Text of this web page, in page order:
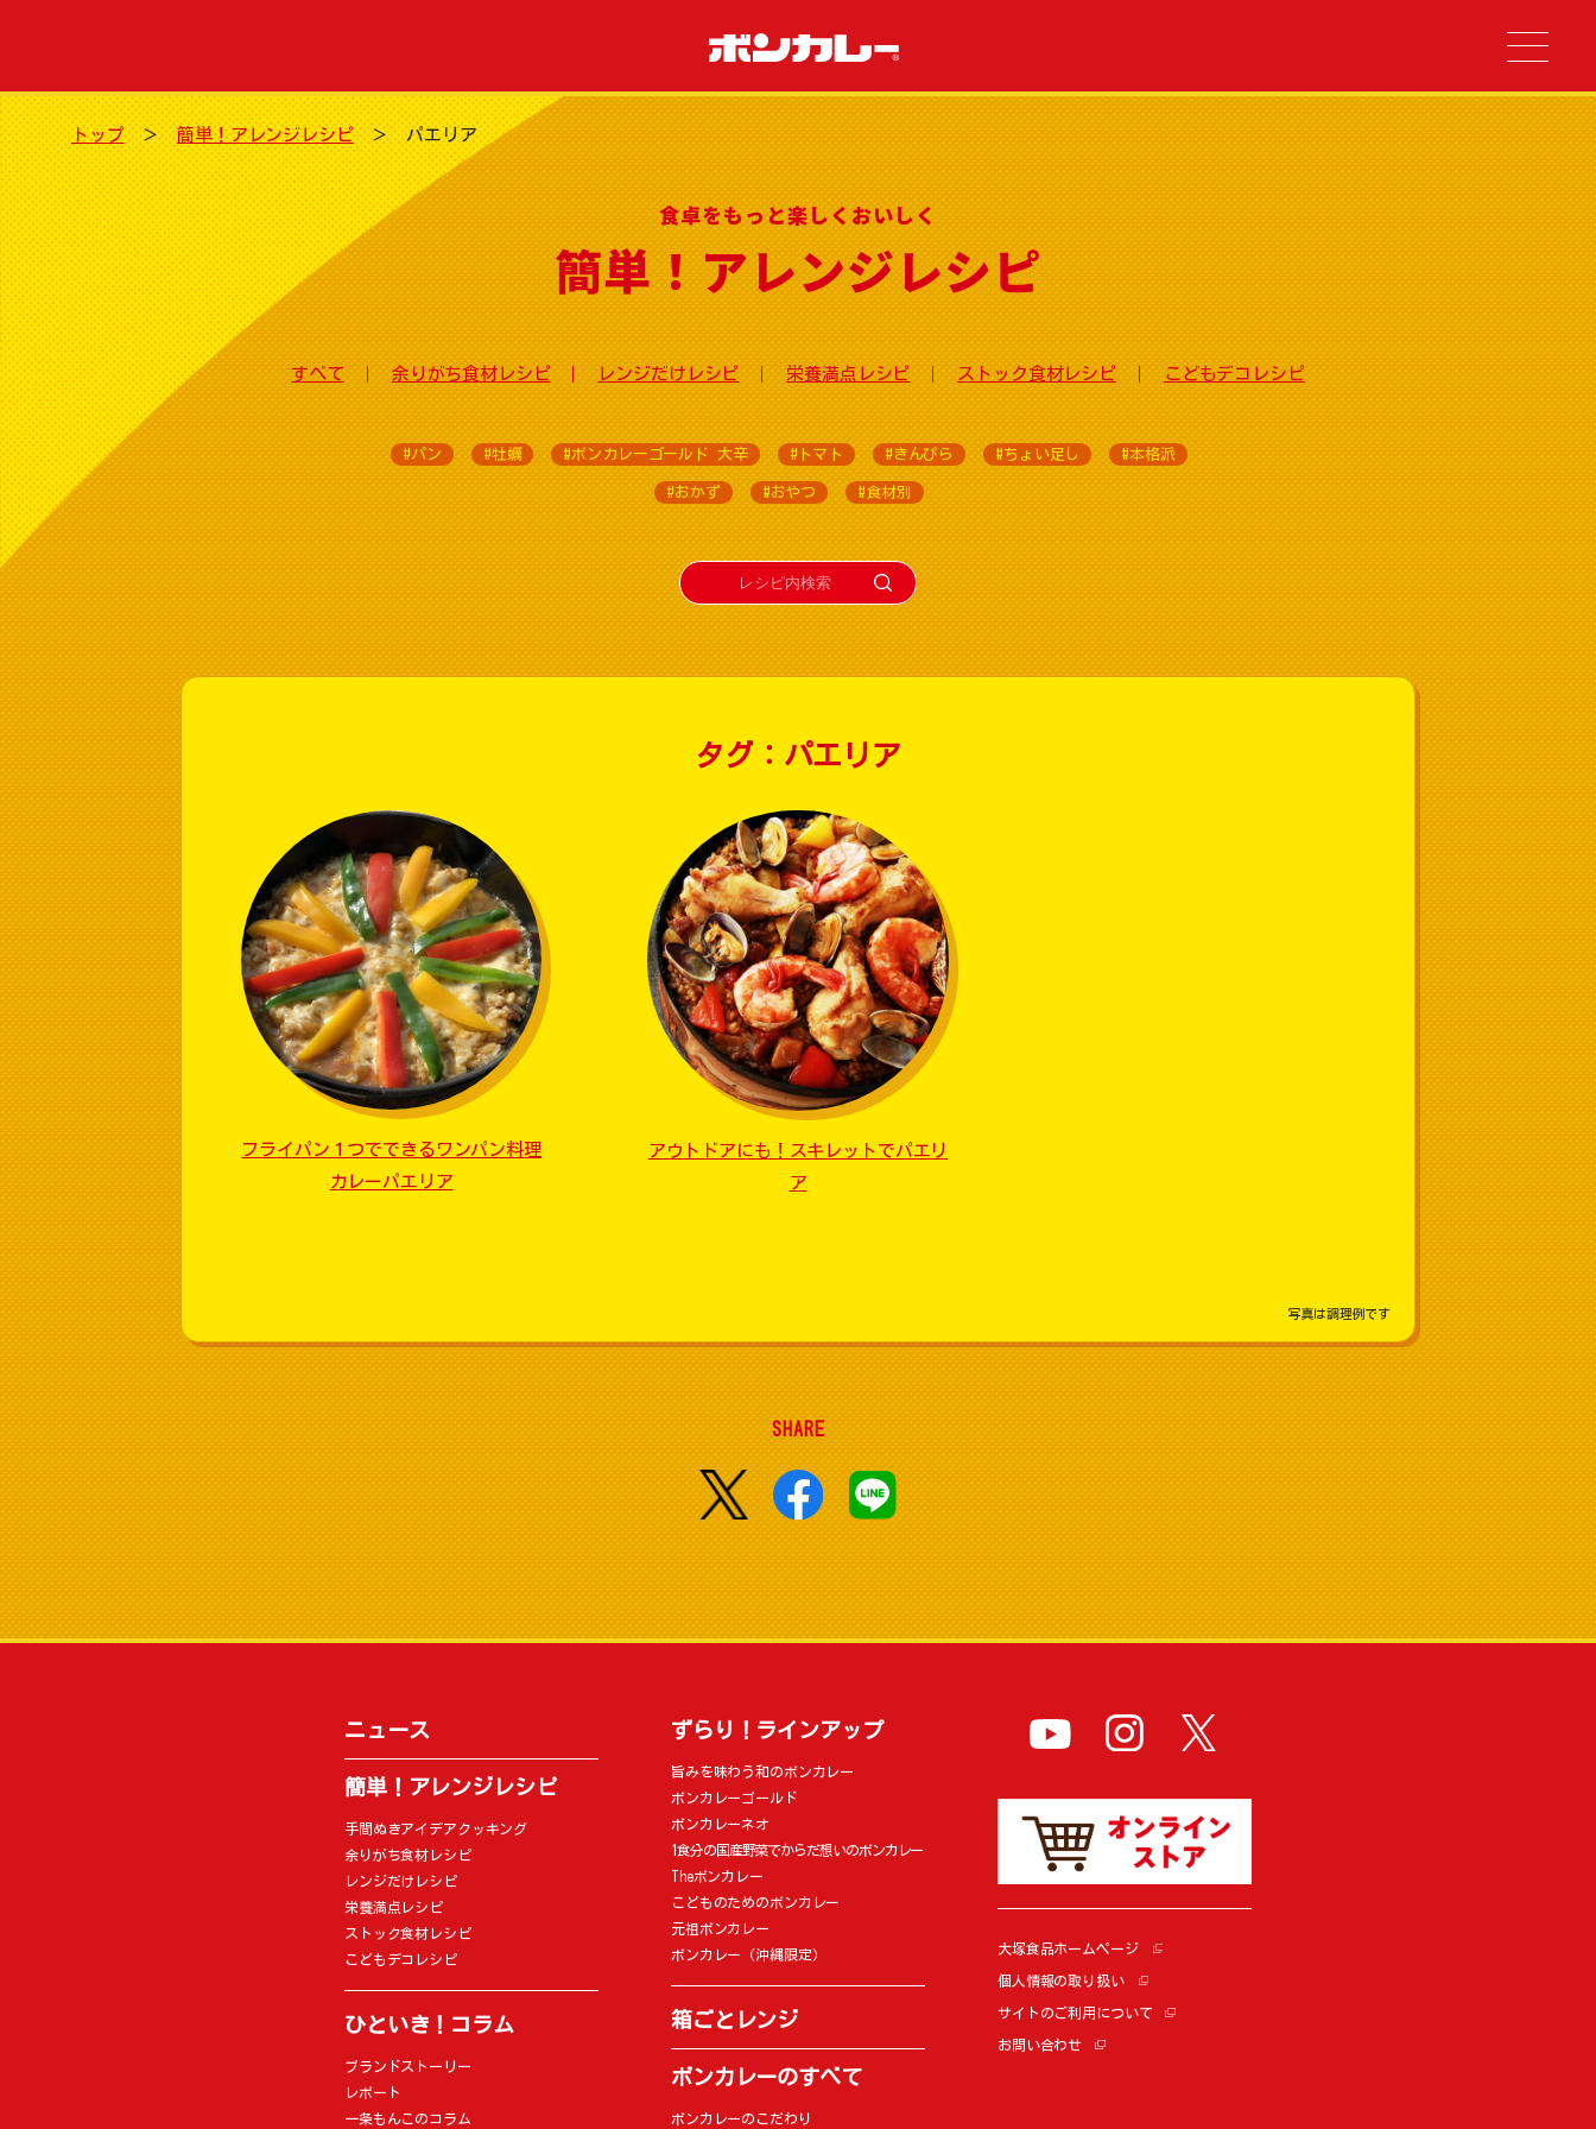
トップ 簡単！アレンジレシピ パエリア
食卓をもっと楽しくおいしく
簡単！アレンジレシピ
すべて 余りがち食材レシピ レンジだけレシピ 栄養満点レシピ ストック食材レシピ こどもデコレシピ
#パン #牡蠣 #ボンカレーゴールド 大辛 #トマト #きんぴら #ちょい足し #本格派
#おかず #おやつ #食材別
タグ：パエリア
フライパン１つでできるワンパン料理
カレーパエリア
アウトドアにも！スキレットでパエリ
ア
写真は調理例です
SHARE
ニュース
簡単！アレンジレシピ
手間ぬきアイデアクッキング
余りがち食材レシピ
レンジだけレシピ
栄養満点レシピ
ストック食材レシピ
こどもデコレシピ
ひといき！コラム
ブランドストーリー
レポート
一条もんこのコラム
ずらり！ラインアップ
旨みを味わう和のボンカレー
ボンカレーゴールド
ボンカレーネオ
1食分の国産野菜でからだ想いのボンカレー
Theボンカレー
こどものためのボンカレー
元祖ボンカレー
ボンカレー（沖縄限定）
箱ごとレンジ
ボンカレーのすべて
ボンカレーのこだわり
大塚食品ホームページ
個人情報の取り扱い
サイトのご利用について
お問い合わせ